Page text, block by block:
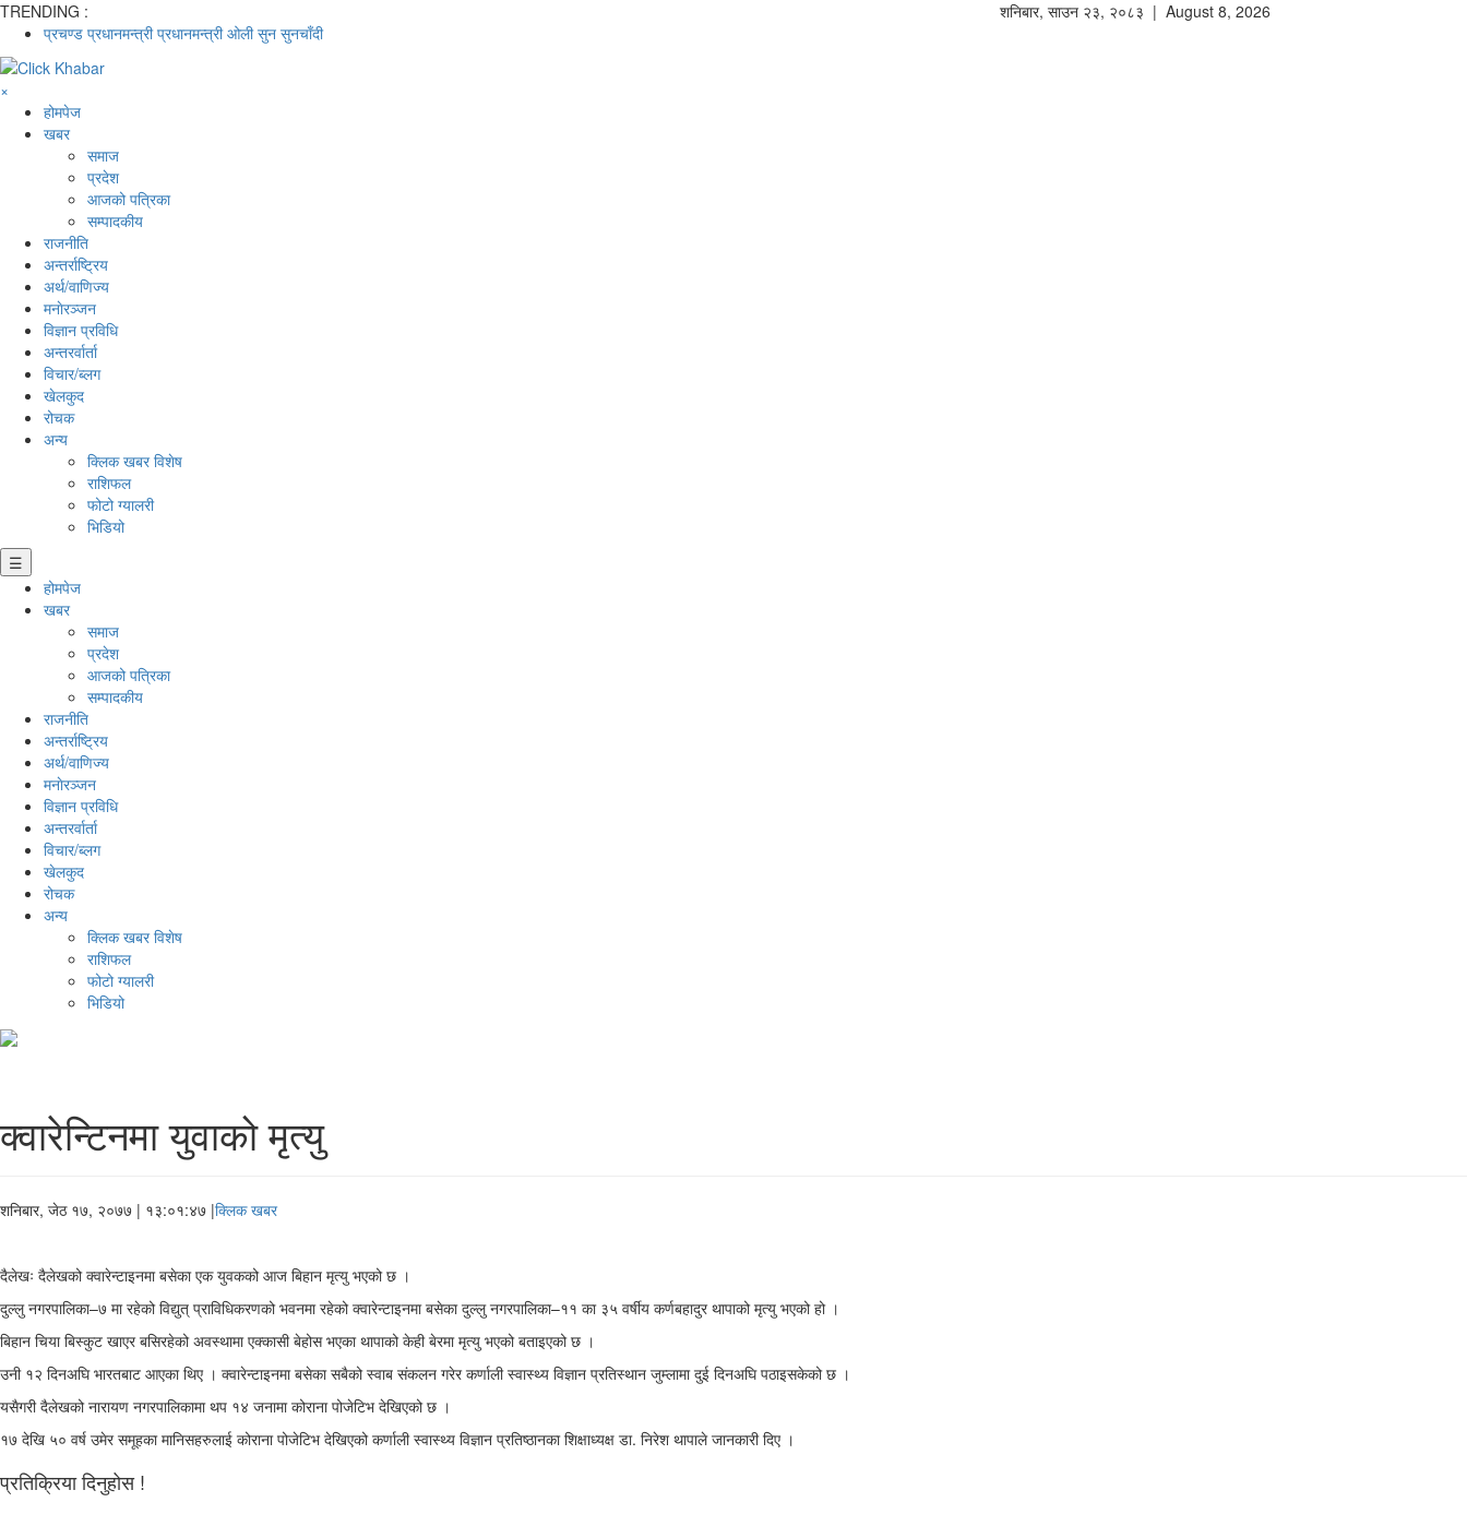
TRENDING :
प्रचण्ड प्रधानमन्त्री प्रधानमन्त्री ओली सुन सुनचाँदी
शनिबार, साउन २३, २०८३ | August 8, 2026
×
होमपेज
खबर
समाज
प्रदेश
आजको पत्रिका
सम्पादकीय
राजनीति
अन्तर्राष्ट्रिय
अर्थ/वाणिज्य
मनाेरञ्जन
विज्ञान प्रविधि
अन्तरर्वार्ता
विचार/ब्लग
खेलकुद
रोचक
अन्य
क्लिक खबर विशेष
राशिफल
फोटो ग्यालरी
भिडियो
☰
होमपेज
खबर
समाज
प्रदेश
आजको पत्रिका
सम्पादकीय
राजनीति
अन्तर्राष्ट्रिय
अर्थ/वाणिज्य
मनाेरञ्जन
विज्ञान प्रविधि
अन्तरर्वार्ता
विचार/ब्लग
खेलकुद
रोचक
अन्य
क्लिक खबर विशेष
राशिफल
फोटो ग्यालरी
भिडियो
क्वारेन्टिनमा युवाको मृत्यु
शनिबार, जेठ १७, २०७७ | १३:०१:४७ |क्लिक खबर
दैलेखः दैलेखको क्वारेन्टाइनमा बसेका एक युवकको आज बिहान मृत्यु भएको छ ।
दुल्लु नगरपालिका–७ मा रहेको विद्युत् प्राविधिकरणको भवनमा रहेको क्वारेन्टाइनमा बसेका दुल्लु नगरपालिका–११ का ३५ वर्षीय कर्णबहादुर थापाको मृत्यु भएको हो ।
बिहान चिया बिस्कुट खाएर बसिरहेको अवस्थामा एक्कासी बेहोस भएका थापाको केही बेरमा मृत्यु भएको बताइएको छ ।
उनी १२ दिनअघि भारतबाट आएका थिए । क्वारेन्टाइनमा बसेका सबैको स्वाब संकलन गरेर कर्णाली स्वास्थ्य विज्ञान प्रतिस्थान जुम्लामा दुई दिनअघि पठाइसकेको छ ।
यसैगरी दैलेखको नारायण नगरपालिकामा थप १४ जनामा कोराना पोजेटिभ देखिएको छ ।
१७ देखि ५० वर्ष उमेर समूहका मानिसहरुलाई कोराना पोजेटिभ देखिएको कर्णाली स्वास्थ्य विज्ञान प्रतिष्ठानका शिक्षाध्यक्ष डा. निरेश थापाले जानकारी दिए ।
प्रतिक्रिया दिनुहोस !